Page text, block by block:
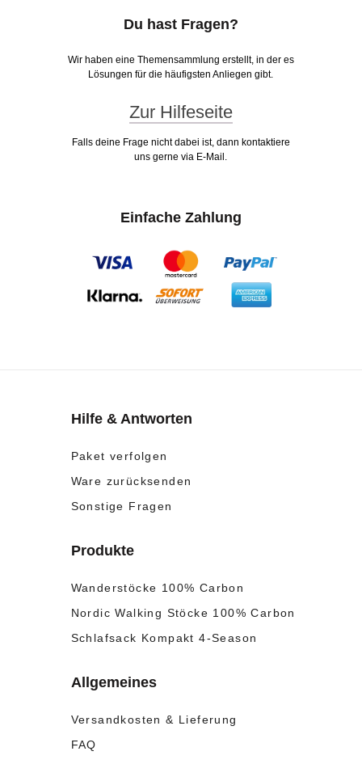
Du hast Fragen?
Wir haben eine Themensammlung erstellt, in der es
Lösungen für die häufigsten Anliegen gibt.
Zur Hilfeseite
Falls deine Frage nicht dabei ist, dann kontaktiere
uns gerne via E-Mail.
Einfache Zahlung
Hilfe & Antworten
Paket verfolgen
Ware zurücksenden
Sonstige Fragen
Produkte
Wanderstöcke 100% Carbon
Nordic Walking Stöcke 100% Carbon
Schlafsack Kompakt 4-Season
Allgemeines
Versandkosten & Lieferung
FAQ